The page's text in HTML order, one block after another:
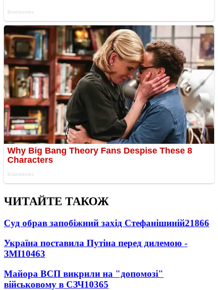
ЧИТАЙТЕ ТАКОЖ
Суд обрав запобіжний захід Стефанішиній21866
Україна поставила Путіна перед дилемою -
ЗМІ10463
Майора ВСП викрили на "допомозі"
військовому в СЗЧ10365